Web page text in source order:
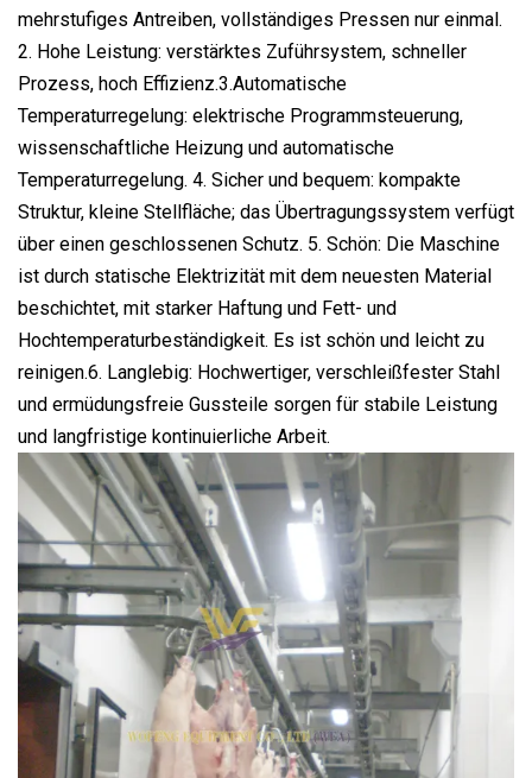
mehrstufiges Antreiben, vollständiges Pressen nur einmal.
2. Hohe Leistung: verstärktes Zuführsystem, schneller
Prozess, hoch Effizienz.3.Automatische
Temperaturregelung: elektrische Programmsteuerung,
wissenschaftliche Heizung und automatische
Temperaturregelung. 4. Sicher und bequem: kompakte
Struktur, kleine Stellfläche; das Übertragungssystem verfügt
über einen geschlossenen Schutz. 5. Schön: Die Maschine
ist durch statische Elektrizität mit dem neuesten Material
beschichtet, mit starker Haftung und Fett- und
Hochtemperaturbeständigkeit. Es ist schön und leicht zu
reinigen.6. Langlebig: Hochwertiger, verschleißfester Stahl
und ermüdungsfreie Gussteile sorgen für stabile Leistung
und langfristige kontinuierliche Arbeit.